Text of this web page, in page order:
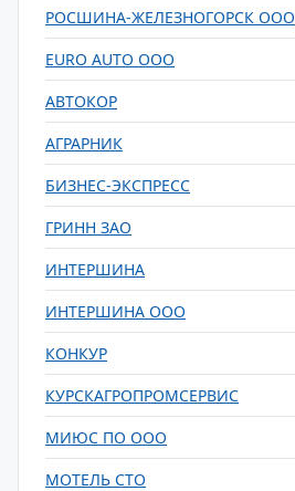
РОСШИНА-ЖЕЛЕЗНОГОРСК ООО
EURO AUTO ООО
АВТОКОР
АГРАРНИК
БИЗНЕС-ЭКСПРЕСС
ГРИНН ЗАО
ИНТЕРШИНА
ИНТЕРШИНА ООО
КОНКУР
КУРСКАГРОПРОМСЕРВИС
МИЮС ПО ООО
МОТЕЛЬ СТО